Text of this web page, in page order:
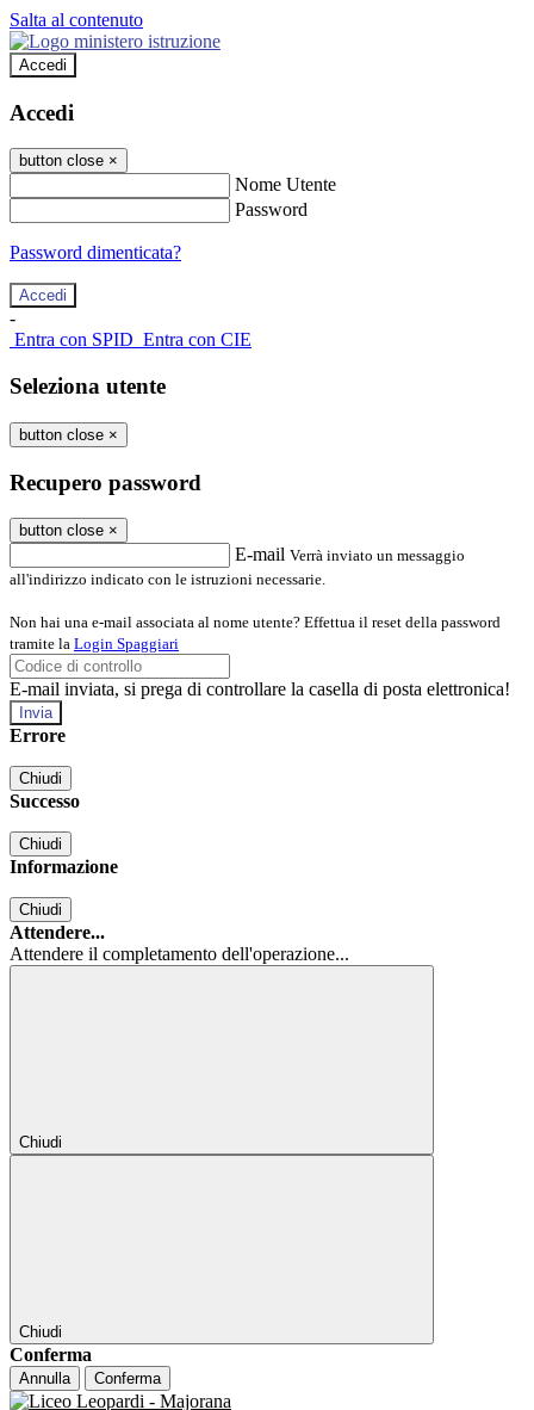
Salta al contenuto
Accedi
Accedi
button close ×
Nome Utente
Password
Password dimenticata?
-
Entra con SPID Entra con CIE
Seleziona utente
button close ×
Recupero password
button close ×
E-mail Verrà inviato un messaggio
all'indirizzo indicato con le istruzioni necessarie.
Non hai una e-mail associata al nome utente? Effettua il reset della password
tramite la Login Spaggiari
E-mail inviata, si prega di controllare la casella di posta elettronica!
Errore
Chiudi
Successo
Chiudi
Informazione
Chiudi
Attendere...
Attendere il completamento dell'operazione...
Chiudi
Chiudi
Conferma
Annulla Conferma